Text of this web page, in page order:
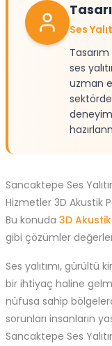
Ses
ses
uzman
Sancaktepe Ses
Hizmetler 3D Akustik
Bu konuda 3D
gibi çözümler
Ses yalıtımı, gürültü
bir ihtiyaç haline
nüfusa sahip
sorunları insanların
Sancaktepe Ses